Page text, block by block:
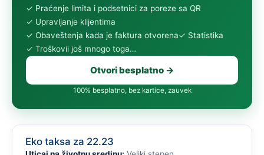
✓ Praćenje limita i podsetnici za poreze sa QR
✓ Upravljanje klijentima
✓ Obaveštenja kada je faktura otvorena✓ Statistika
✓ Troškovii još mnogo toga…
Otvori besplatno →
100% besplatno, bez kartice, zauvek
Eko taksa za 22.23